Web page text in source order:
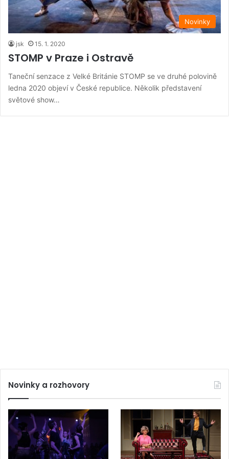
Novinky
jsk 15. 1. 2020
STOMP v Praze i Ostravě
Taneční senzace z Velké Británie STOMP se ve druhé polovině
ledna 2020 objeví v České republice. Několik představení
světové show…
Novinky a rozhovory